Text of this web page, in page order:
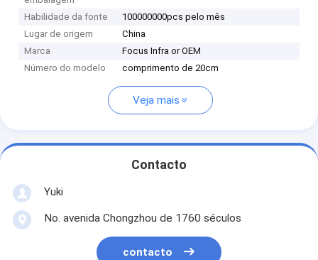
Habilidade da fonte
100000000pcs pelo mês
Lugar de origem
China
Marca
Focus Infra or OEM
Número do modelo
comprimento de 20cm
Veja mais
Contacto
Yuki
No. avenida Chongzhou de 1760 séculos
contacto